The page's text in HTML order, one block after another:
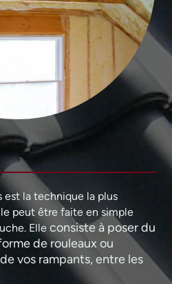
est la technique la plus
peut être faite en simple
Elle consiste à poser du
de rouleaux ou
vos rampants, entre les